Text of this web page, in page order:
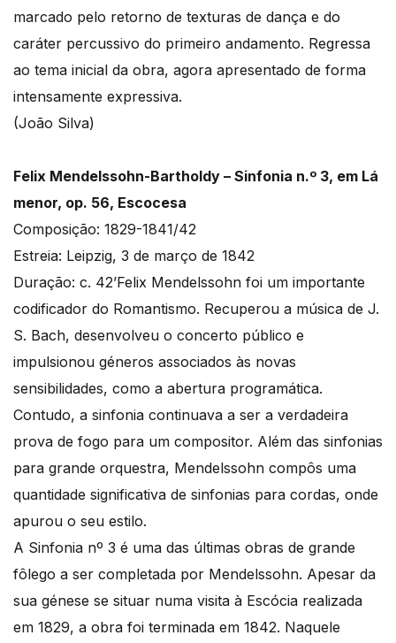
marcado pelo retorno de texturas de dança e do
caráter percussivo do primeiro andamento. Regressa
ao tema inicial da obra, agora apresentado de forma
intensamente expressiva.
(João Silva)
Felix Mendelssohn-Bartholdy – Sinfonia n.º 3, em Lá
menor, op. 56, Escocesa
Composição: 1829-1841/42
Estreia: Leipzig, 3 de março de 1842
Duração: c. 42’Felix Mendelssohn foi um importante
codificador do Romantismo. Recuperou a música de J.
S. Bach, desenvolveu o concerto público e
impulsionou géneros associados às novas
sensibilidades, como a abertura programática.
Contudo, a sinfonia continuava a ser a verdadeira
prova de fogo para um compositor. Além das sinfonias
para grande orquestra, Mendelssohn compôs uma
quantidade significativa de sinfonias para cordas, onde
apurou o seu estilo.
A Sinfonia nº 3 é uma das últimas obras de grande
fôlego a ser completada por Mendelssohn. Apesar da
sua génese se situar numa visita à Escócia realizada
em 1829, a obra foi terminada em 1842. Naquele